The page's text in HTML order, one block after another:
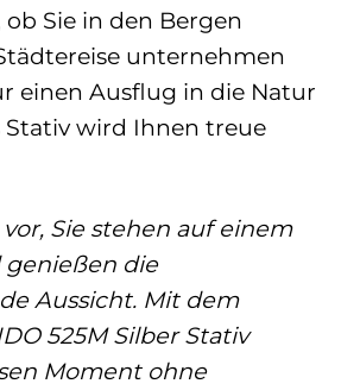
Sie in den Bergen
unternehmen
einen Ausflug in die Natur
Stativ wird Ihnen treue
Sie stehen auf einem
die
Aussicht. Mit dem
525M Silber Stativ
Moment ohne